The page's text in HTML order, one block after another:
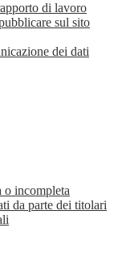
di lavoro
sul sito
dei dati
o incompleta
da parte dei titolari